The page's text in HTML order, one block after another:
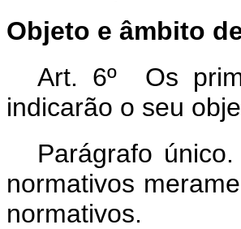
Objeto e âmbito
Art. 6º Os
indicarão o seu
Parágrafo
normativos
normativos.